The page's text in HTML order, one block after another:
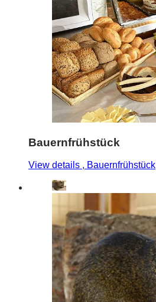
Bauernfrühstück
View details , Bauernfrühstück